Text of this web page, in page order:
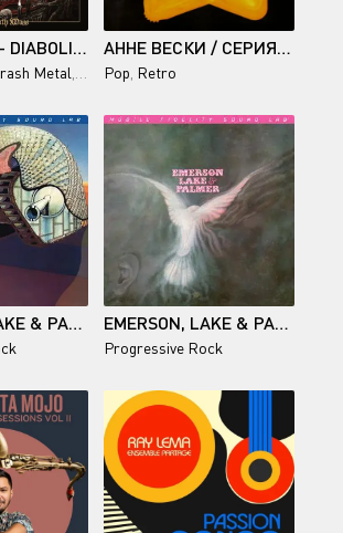
BEWITCHED - DIABOLICAL DEATH MASS (2026)
Metal Heavy Metal
АННЕ ВЕСКИ / СЕРИЯ «ЗВЁЗДЫ СОВЕТСКОЙ ЭСТРАДЫ». ЛУЧШЕЕ 2001
Pop Retro
EMERSON, LAKE & PALMER - TARKUS - 1971/2026 EMERSON, LAKE & PALMER - EMERSON, LAKE & PALMER - 1970/2025
Progressive Rock